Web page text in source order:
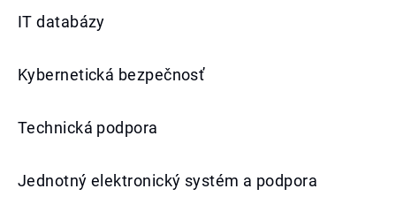
IT databázy
Kybernetická bezpečnosť
Technická podpora
Jednotný elektronický systém a podpora